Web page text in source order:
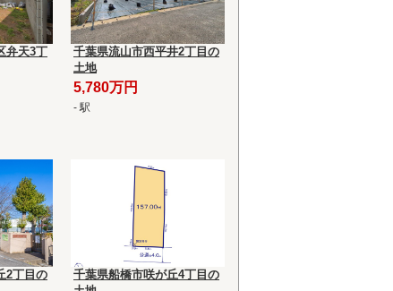
弁天3丁
千葉県流山市西平井2丁目の
土地
5,780万円
- 駅
2丁目の
千葉県船橋市咲が丘4丁目の